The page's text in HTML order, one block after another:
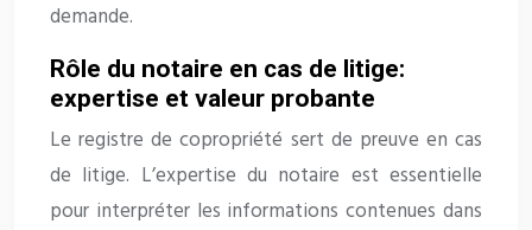
demande.
Rôle du notaire en cas de litige:
expertise et valeur probante
Le registre de copropriété sert de preuve en cas
de litige. L’expertise du notaire est essentielle
pour interpréter les informations contenues dans